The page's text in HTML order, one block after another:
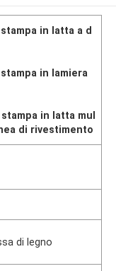
in latta a d
in lamiera
in latta mul
di rivestimento
di legno